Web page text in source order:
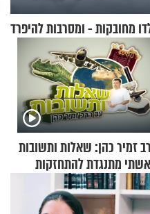
מחובקות - ומסרבות להיפרד
זמיר כהן: שאלות ותשובות
מתנגדת להתחזקות